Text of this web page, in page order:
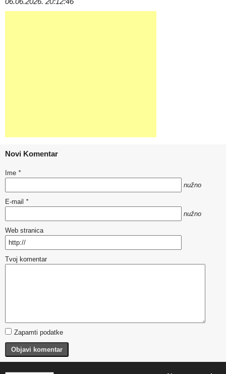
Novi Komentar
Ime *
nužno
E-mail *
nužno
Web stranica
Tvoj komentar
Zapamti podatke
Objavi komentar